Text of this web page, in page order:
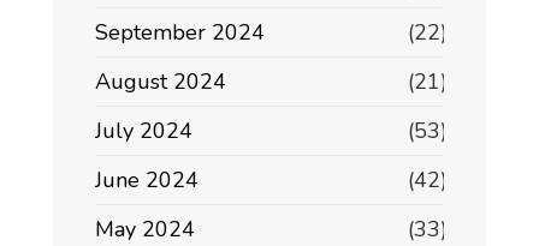
September 2024
(22)
August 2024
(21)
July 2024
(53)
June 2024
(42)
May 2024
(33)